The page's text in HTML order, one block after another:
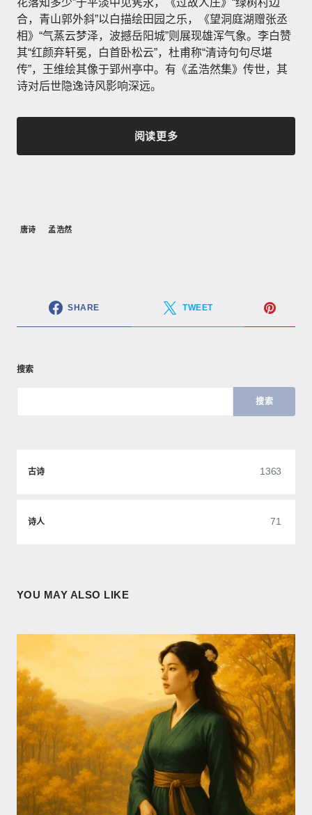
合，青山郭外斜”以白描绘田园之乐，《望洞庭湖赠张丞
相》“气蒸云梦泽，波撼岳阳城”则展现雄浑气象。李白赞
其“红颜弃轩冕，白首卧松云”，杜甫称“清诗句句尽堪
传”，王维绘其像于郢州亭中。有《孟浩然集》传世，其
诗对后世隐逸诗风影响深远。
阅读更多
唐诗 孟浩然
SHARE TWEET
搜索
搜索
古诗 1363
诗人 71
YOU MAY ALSO LIKE